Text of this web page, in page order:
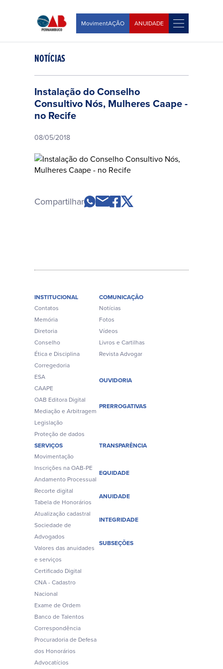
MovimentAÇÃO ANUIDADE
NOTÍCIAS
Instalação do Conselho
Consultivo Nós, Mulheres Caape -
no Recife
08/05/2018
Compartilhar
INSTITUCIONAL
Contatos
Memória
Diretoria
Conselho
Ética e Disciplina
Corregedoria
ESA
CAAPE
OAB Editora Digital
Mediação e Arbitragem
Legislação
Proteção de dados
COMUNICAÇÃO
Notícias
Fotos
Vídeos
Livros e Cartilhas
Revista Advogar
OUVIDORIA
PRERROGATIVAS
SERVIÇOS
Movimentação
Inscrições na OAB-PE
Andamento Processual
Recorte digital
Tabela de Honorários
Atualização cadastral
Sociedade de
Advogados
Valores das anuidades
e serviços
Certificado Digital
CNA - Cadastro
Nacional
Exame de Ordem
Banco de Talentos
Correspondência
Procuradoria de Defesa
dos Honorários
Advocatícios
TRANSPARÊNCIA
EQUIDADE
ANUIDADE
INTEGRIDADE
SUBSEÇÕES